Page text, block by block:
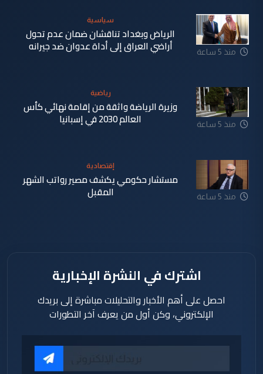
منذ 5 ساعة
سياسية
الرياض وبغداد تناقشان ضمان عدم تحول
أراضي العراق إلى أداة عدوان ضد جيرانه
منذ 5 ساعة
رياضية
وزيرة الرياضة واثقة من إقامة نهائي كأس
العالم 2030 في إسبانيا
منذ 5 ساعة
إقتصادية
مستشار حكومي يكشف مصير رواتب الشهر
المقبل
اشترك في النشرة الإخبارية
احصل على أهم الأخبار والتحليلات مباشرة إلى بريدك
الإلكتروني، وكن أول من يعرف آخر التطورات